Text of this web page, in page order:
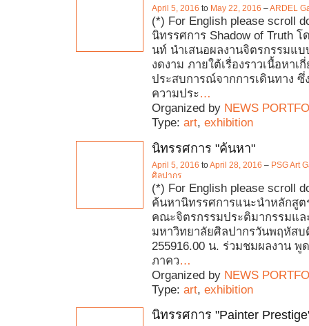
April 5, 2016 to May 22, 2016 –ARDEL
(*) For English please scroll
นิทรรศการ Shadow of Truth
นท์ นำเสนอผลงานจิตรกรรมแ
งดงาม ภายใต้เรื่องราวเนื้อหาเ
ประสบการณ์จากการเดินทาง ซึ่
ความประ…
Organized by NEWS
Type: art, exhibition
นิทรรศการ "ค้นหา"
April 5, 2016 toApril 28, 2016 – PSG Art
ศิลปากร
(*) For English please scroll
ค้นหานิทรรศการแนะนำหลักสูต
คณะจิตรกรรมประติมากรรมแ
มหาวิทยาลัยศิลปากรวันพฤหัสบ
255916.00 น. ร่วมชมผลงาน พู
ภาคว…
Organized by NEWS
Type: art, exhibition
นิทรรศการ "Painter